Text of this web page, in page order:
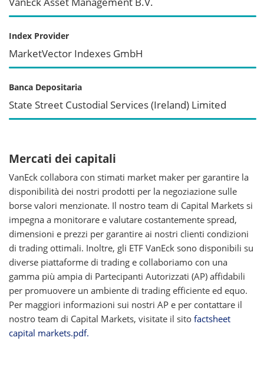
Index Provider
MarketVector Indexes GmbH
Banca Depositaria
State Street Custodial Services (Ireland) Limited
Mercati dei capitali
VanEck collabora con stimati market maker per garantire la
disponibilità dei nostri prodotti per la negoziazione sulle
borse valori menzionate. Il nostro team di Capital Markets si
impegna a monitorare e valutare costantemente spread,
dimensioni e prezzi per garantire ai nostri clienti condizioni
di trading ottimali. Inoltre, gli ETF VanEck sono disponibili su
diverse piattaforme di trading e collaboriamo con una
gamma più ampia di Partecipanti Autorizzati (AP) affidabili
per promuovere un ambiente di trading efficiente ed equo.
Per maggiori informazioni sui nostri AP e per contattare il
nostro team di Capital Markets, visitate il sito factsheet
capital markets.pdf.